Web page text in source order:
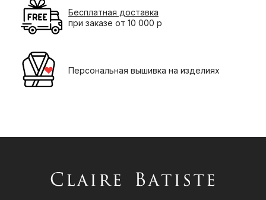
Бесплатная доставка
при заказе от 10 000 р
Персональная вышивка на изделиях